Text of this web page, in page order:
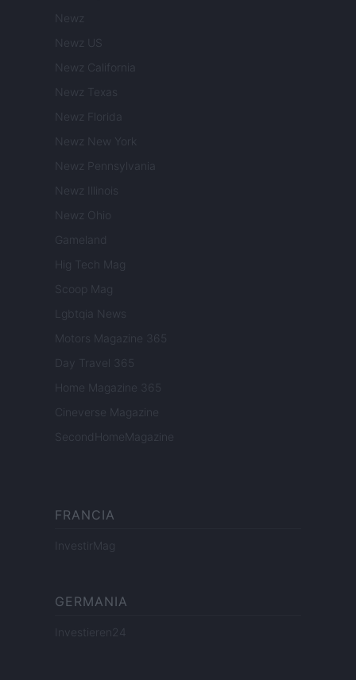
Newz
Newz US
Newz California
Newz Texas
Newz Florida
Newz New York
Newz Pennsylvania
Newz Illinois
Newz Ohio
Gameland
Hig Tech Mag
Scoop Mag
Lgbtqia News
Motors Magazine 365
Day Travel 365
Home Magazine 365
Cineverse Magazine
SecondHomeMagazine
FRANCIA
InvestirMag
GERMANIA
Investieren24